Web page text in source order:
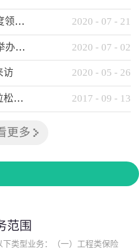
华西金控第一党支部举办了“学
、知党情、...
华西保险经纪召开2019年度领导班子述职考核工作会 2020 - 07 - 21
安全生产月|华西保险经纪举办应急消防安全知识培训 2020 - 07 - 02
访 2020 - 05 - 26
太平洋产险为成都国际马拉松提供全方位保险保障 2017 - 09 - 13
更多
范围
类型业务：（一）工程类保险